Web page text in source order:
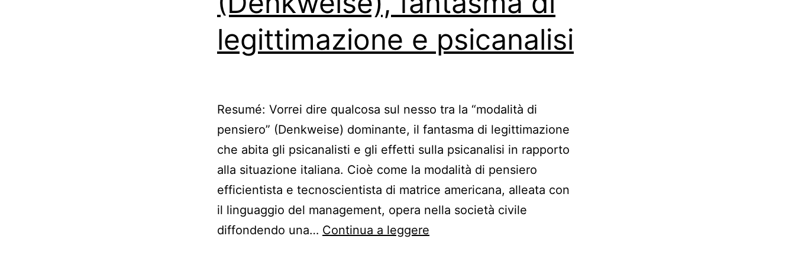
legittimazione e psicanalisi
Resumé: Vorrei dire qualcosa sul nesso tra la “modalità di
pensiero” (Denkweise) dominante, il fantasma di legittimazione
che abita gli psicanalisti e gli effetti sulla psicanalisi in rapporto
alla situazione italiana. Cioè come la modalità di pensiero
efficientista e tecnoscientista di matrice americana, alleata con
il linguaggio del management, opera nella società civile
diffondendo una… Continua a leggere